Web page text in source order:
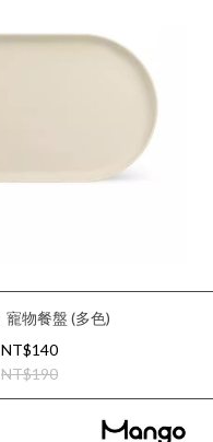
寵物餐盤 (多色)
NT$140
NT$190